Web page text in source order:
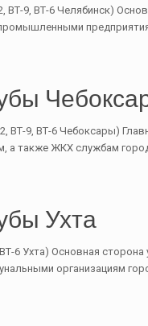
9, ВТ-6 Челябинск)
9, ВТ-6 Чебоксары)
а также ЖКХ службам
Ухта
6 Ухта) Основная
организациям